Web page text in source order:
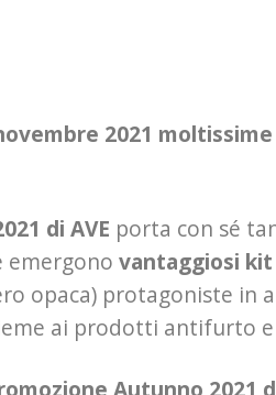
2021
di AVE porta con sé
emergono vantaggiosi
opaca) protagoniste
ai prodotti antifurto
Autunno 2021